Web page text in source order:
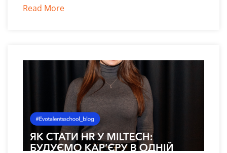
Read More